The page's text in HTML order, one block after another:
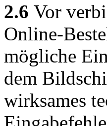
2.6 Vor
Online-
mögliche
dem
wirksames